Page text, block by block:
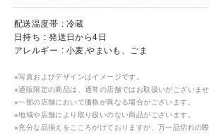
配送温度帯
冷蔵
日持ち
発送日から4日
アレルギー
小麦,やまいも、ごま
※写真およびデザインはイメージです。
※通販限定の商品は、通常の店舗ではお取扱いがございませ
※一部の店舗において価格が異なる場合がございます。
※地域や店舗により取り扱いのない商品がございます。
※充分な品揃えをこころがけておりますが、万一品切れの際